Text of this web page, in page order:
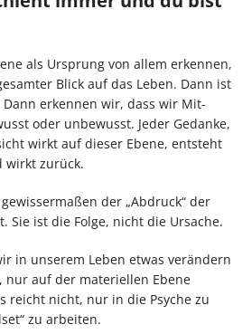
als Ursprung von allem erkennen,
Blick auf das Leben. Dann ist
Dann erkennen wir, dass wir Mit-
oder unbewusst. Jeder Gedanke,
wirkt auf dieser Ebene, entsteht
wirkt zurück.
der „Abdruck“ der
Sie ist die Folge, nicht die Ursache.
in unserem Leben etwas verändern
nur auf der materiellen Ebene
reicht nicht, nur in die Psyche zu
zu arbeiten.